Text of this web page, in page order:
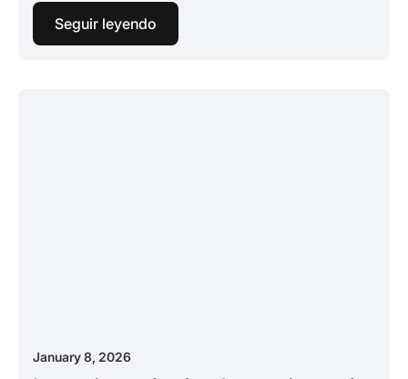
Seguir leyendo
January 8, 2026